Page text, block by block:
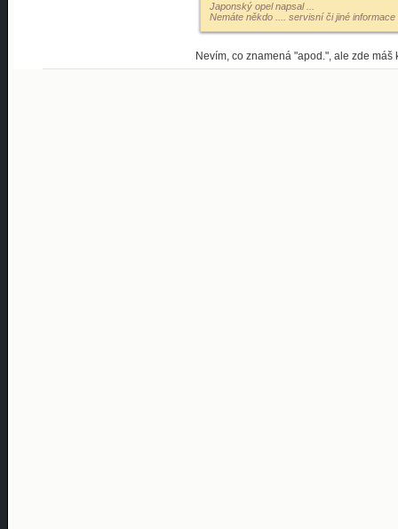
Japonský opel napsal...
Nemáte někdo .... servisní či jiné
Nevím, co znamená "apod.", ale zde